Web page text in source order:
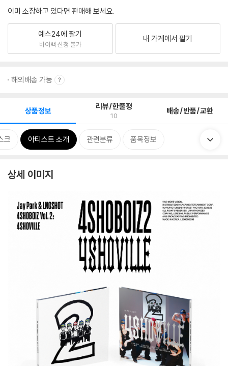
이미 소장하고 있다면 판매해 보세요.
예스24에 팔기
바이백 신청 불가
내 가게에서 팔기
해외배송 가능
상품정보 리뷰/한줄평
10 배송/반품/교환
크 아티스트 소개 관련분류 품목정보
상세 이미지